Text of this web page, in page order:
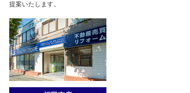
提案いたします。